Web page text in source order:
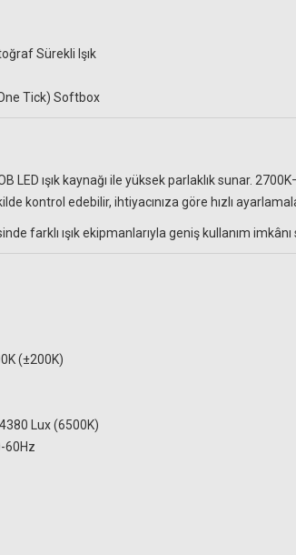
Sürekli Işık
Tick) Softbox
LED ışık kaynağı ile yüksek parlaklık sunar.
kontrol edebilir, ihtiyacınıza göre hızlı
farklı ışık ekipmanlarıyla geniş kullanım
(±200K)
Lux (6500K)
60Hz